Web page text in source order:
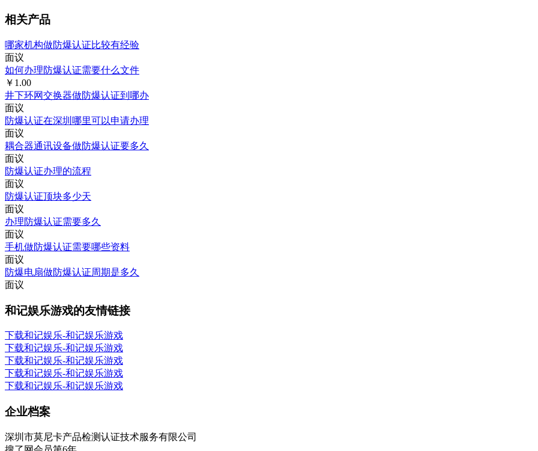
相关产品
哪家机构做防爆认证比较有经验
面议
如何办理防爆认证需要什么文件
￥1.00
井下环网交换器做防爆认证到哪办
面议
防爆认证在深圳哪里可以申请办理
面议
耦合器通讯设备做防爆认证要多久
面议
防爆认证办理的流程
面议
防爆认证顶块多少天
面议
办理防爆认证需要多久
面议
手机做防爆认证需要哪些资料
面议
防爆电扇做防爆认证周期是多久
面议
和记娱乐游戏的友情链接
下载和记娱乐-和记娱乐游戏
下载和记娱乐-和记娱乐游戏
下载和记娱乐-和记娱乐游戏
下载和记娱乐-和记娱乐游戏
下载和记娱乐-和记娱乐游戏
企业档案
深圳市莫尼卡产品检测认证技术服务有限公司